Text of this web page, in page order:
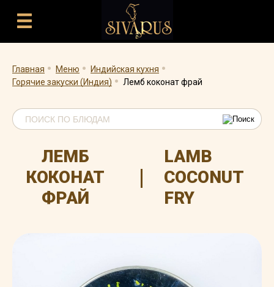
Главная . Меню . Индийская кухня .
Горячие закуски (Индия). Лемб коконат фрай
ЛЕМБ
КОКОНАТ
ФРАЙ
|
LAMB
COCONUT
FRY